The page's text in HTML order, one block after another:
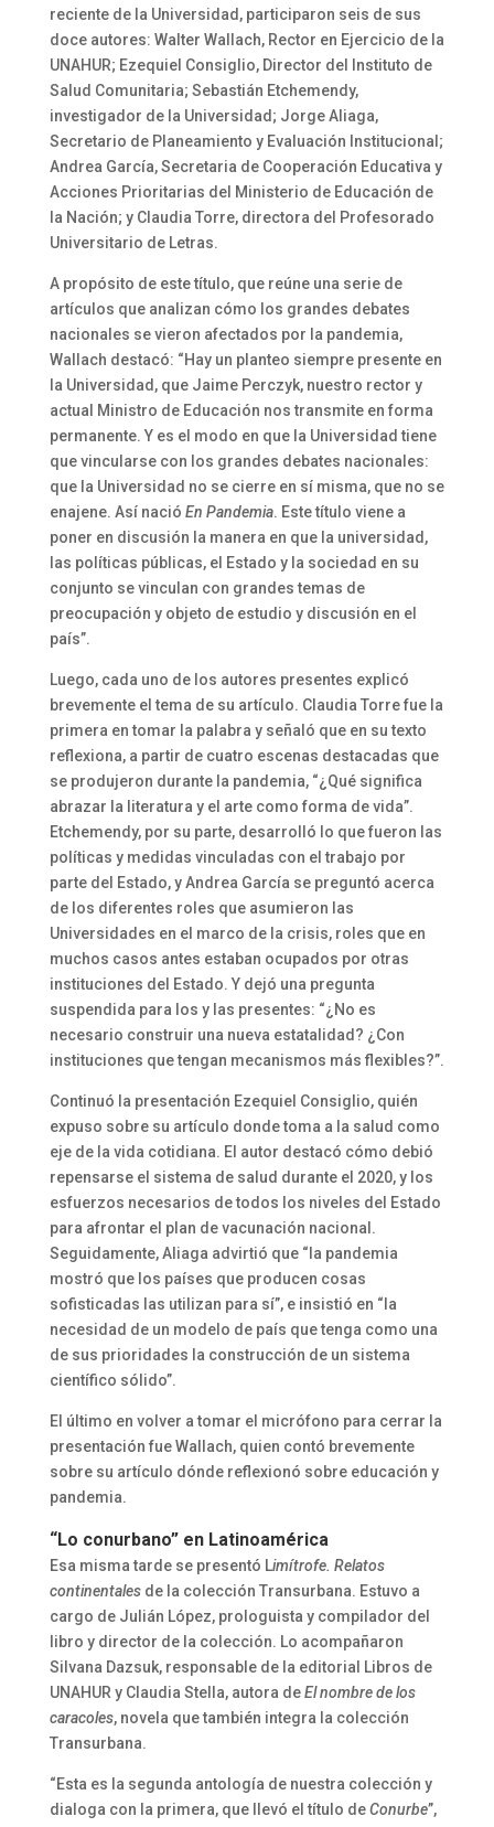
reciente de la Universidad, participaron seis de sus
doce autores: Walter Wallach, Rector en Ejercicio de la
UNAHUR; Ezequiel Consiglio, Director del Instituto de
Salud Comunitaria; Sebastián Etchemendy,
investigador de la Universidad; Jorge Aliaga,
Secretario de Planeamiento y Evaluación Institucional;
Andrea García, Secretaria de Cooperación Educativa y
Acciones Prioritarias del Ministerio de Educación de
la Nación; y Claudia Torre, directora del Profesorado
Universitario de Letras.
A propósito de este título, que reúne una serie de
artículos que analizan cómo los grandes debates
nacionales se vieron afectados por la pandemia,
Wallach destacó: “Hay un planteo siempre presente en
la Universidad, que Jaime Perczyk, nuestro rector y
actual Ministro de Educación nos transmite en forma
permanente. Y es el modo en que la Universidad tiene
que vincularse con los grandes debates nacionales:
que la Universidad no se cierre en sí misma, que no se
enajene. Así nació En Pandemia. Este título viene a
poner en discusión la manera en que la universidad,
las políticas públicas, el Estado y la sociedad en su
conjunto se vinculan con grandes temas de
preocupación y objeto de estudio y discusión en el
país”.
Luego, cada uno de los autores presentes explicó
brevemente el tema de su artículo. Claudia Torre fue la
primera en tomar la palabra y señaló que en su texto
reflexiona, a partir de cuatro escenas destacadas que
se produjeron durante la pandemia, “¿Qué significa
abrazar la literatura y el arte como forma de vida”.
Etchemendy, por su parte, desarrolló lo que fueron las
políticas y medidas vinculadas con el trabajo por
parte del Estado, y Andrea García se preguntó acerca
de los diferentes roles que asumieron las
Universidades en el marco de la crisis, roles que en
muchos casos antes estaban ocupados por otras
instituciones del Estado. Y dejó una pregunta
suspendida para los y las presentes: “¿No es
necesario construir una nueva estatalidad? ¿Con
instituciones que tengan mecanismos más flexibles?”.
Continuó la presentación Ezequiel Consiglio, quién
expuso sobre su artículo donde toma a la salud como
eje de la vida cotidiana. El autor destacó cómo debió
repensarse el sistema de salud durante el 2020, y los
esfuerzos necesarios de todos los niveles del Estado
para afrontar el plan de vacunación nacional.
Seguidamente, Aliaga advirtió que “la pandemia
mostró que los países que producen cosas
sofisticadas las utilizan para sí”, e insistió en “la
necesidad de un modelo de país que tenga como una
de sus prioridades la construcción de un sistema
científico sólido”.
El último en volver a tomar el micrófono para cerrar la
presentación fue Wallach, quien contó brevemente
sobre su artículo dónde reflexionó sobre educación y
pandemia.
“Lo conurbano” en Latinoamérica
Esa misma tarde se presentó Limítrofe. Relatos
continentalesde la colección Transurbana. Estuvo a
cargo de Julián López, prologuista y compilador del
libro y director de la colección. Lo acompañaron
Silvana Dazsuk, responsable de la editorial Libros de
UNAHUR y Claudia Stella, autora deEl nombre de los
caracoles, novela que también integra la colección
Transurbana.
“Esta es la segunda antología de nuestra colección y
dialoga con la primera, que llevó el título deConurbe”,